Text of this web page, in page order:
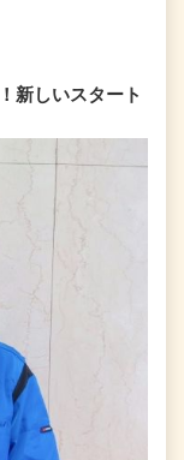
新しいスタート